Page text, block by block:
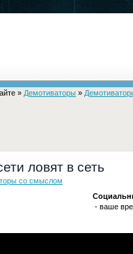
» Демотиваторы »
ловят в сеть
со смыслом
- ваше